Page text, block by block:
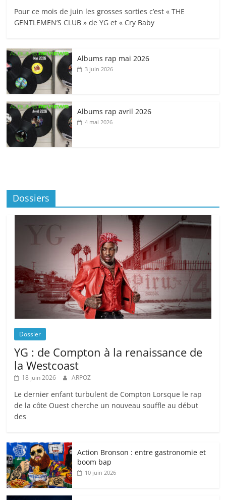
Pour ce mois de juin les grosses sorties c’est « THE
GENTLEMEN’S CLUB » de YG et « Cry Baby
Albums rap mai 2026
3 juin 2026
Albums rap avril 2026
4 mai 2026
Dossiers
Dossier
YG : de Compton à la renaissance de
la Westcoast
18 juin 2026 ARPOZ
Le dernier enfant turbulent de Compton Lorsque le rap
de la côte Ouest cherche un nouveau souffle au début
des
Action Bronson : entre gastronomie et
boom bap
10 juin 2026